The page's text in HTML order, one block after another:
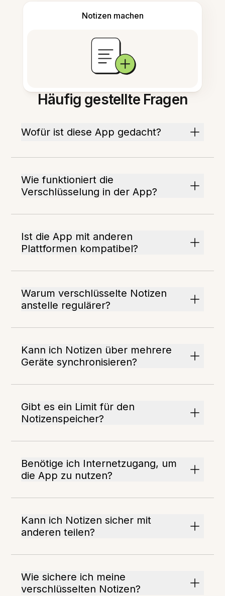
Notizen machen
Häufig gestellte Fragen
Wofür ist diese App gedacht?
Wie funktioniert die
Verschlüsselung in der App?
Ist die App mit anderen
Plattformen kompatibel?
Warum verschlüsselte Notizen
anstelle regulärer?
Kann ich Notizen über mehrere
Geräte synchronisieren?
Gibt es ein Limit für den
Notizenspeicher?
Benötige ich Internetzugang, um
die App zu nutzen?
Kann ich Notizen sicher mit
anderen teilen?
Wie sichere ich meine
verschlüsselten Notizen?